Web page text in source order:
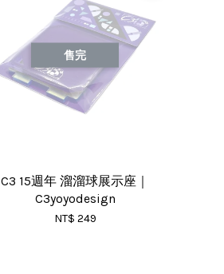
售完
C3 15週年 溜溜球展示座｜
C3yoyodesign
NT$ 249